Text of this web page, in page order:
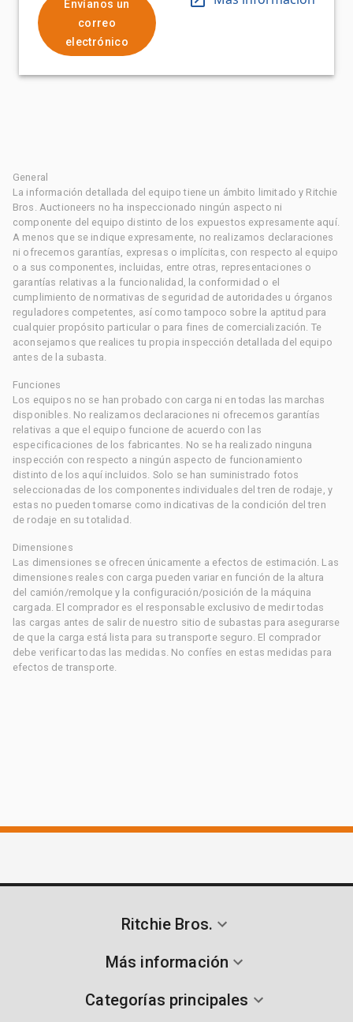
Envíanos un
correo
electrónico
General
La información detallada del equipo tiene un ámbito limitado y Ritchie
Bros. Auctioneers no ha inspeccionado ningún aspecto ni
componente del equipo distinto de los expuestos expresamente aquí.
A menos que se indique expresamente, no realizamos declaraciones
ni ofrecemos garantías, expresas o implícitas, con respecto al equipo
o a sus componentes, incluidas, entre otras, representaciones o
garantías relativas a la funcionalidad, la conformidad o el
cumplimiento de normativas de seguridad de autoridades u órganos
reguladores competentes, así como tampoco sobre la aptitud para
cualquier propósito particular o para fines de comercialización. Te
aconsejamos que realices tu propia inspección detallada del equipo
antes de la subasta.
Funciones
Los equipos no se han probado con carga ni en todas las marchas
disponibles. No realizamos declaraciones ni ofrecemos garantías
relativas a que el equipo funcione de acuerdo con las
especificaciones de los fabricantes. No se ha realizado ninguna
inspección con respecto a ningún aspecto de funcionamiento
distinto de los aquí incluidos. Solo se han suministrado fotos
seleccionadas de los componentes individuales del tren de rodaje, y
estas no pueden tomarse como indicativas de la condición del tren
de rodaje en su totalidad.
Dimensiones
Las dimensiones se ofrecen únicamente a efectos de estimación. Las
dimensiones reales con carga pueden variar en función de la altura
del camión/remolque y la configuración/posición de la máquina
cargada. El comprador es el responsable exclusivo de medir todas
las cargas antes de salir de nuestro sitio de subastas para asegurarse
de que la carga está lista para su transporte seguro. El comprador
debe verificar todas las medidas. No confíes en estas medidas para
efectos de transporte.
Ritchie Bros.
Más información
Categorías principales